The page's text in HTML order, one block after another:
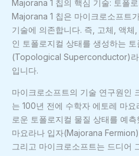
Majorana 1 칩의 핵심 기술: 토폴
Majorana 1 칩은 마이크로소프트
기술에 의존합니다. 즉, 고체, 액
인 토폴로지컬 상태를 생성하는
(Topological Superconductor)라
입니다.
마이크로소프트의 기술 연구원인
는 100년 전에 수학자 에토레 마
로운 토폴로지컬 물질 상태를 예
마요라나 입자(Majorana
그리고 마이크로소프트는 드디어